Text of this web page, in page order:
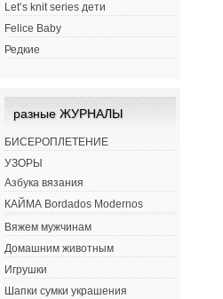
Let’s knit series дети
Felice Baby
Редкие
разные ЖУРНАЛЫ
БИСЕРОПЛЕТЕНИЕ
УЗОРЫ
Азбука вязания
КАЙМА Bordados Modernos
Вяжем мужчинам
Домашним животным
Игрушки
Шапки сумки украшения